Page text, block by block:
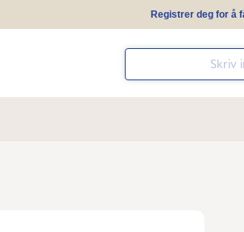
Registrer deg for å